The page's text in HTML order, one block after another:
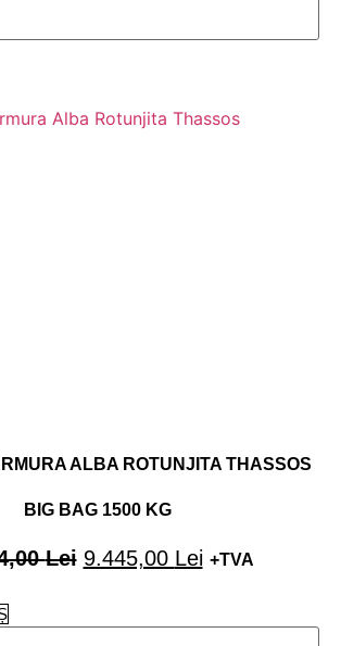
ALBA ROTUNJITA THASSOS
BIG BAG 1500 KG
Lei 9.445,00 Lei +TVA